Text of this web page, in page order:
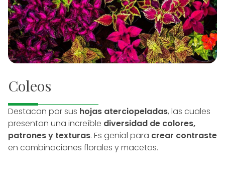
Coleos
Destacan por sus hojas aterciopeladas, las cuales
presentan una increíble diversidad de colores,
patrones y texturas. Es genial para crear contraste
en combinaciones florales y macetas.